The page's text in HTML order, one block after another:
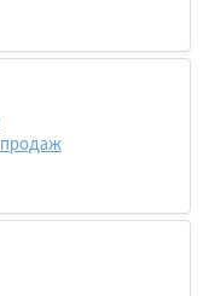
продаж